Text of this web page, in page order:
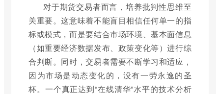
对于期货交易者而言，培养批判性思维至
关重要。这意味着不能盲目相信任何单一的指
标或模式，而是要结合市场环境、基本面信息
（如重要经济数据发布、政策变化等）进行综
合判断。同时，交易者需要不断学习和适应，
因为市场是动态变化的，没有一劳永逸的圣
杯。一个真正达到“在线清华”水平的技术分析